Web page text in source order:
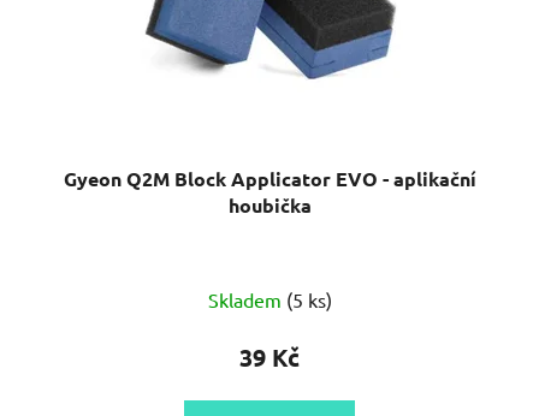
Gyeon Q2M Block Applicator EVO - aplikační
houbička
Skladem (5 ks)
39 Kč